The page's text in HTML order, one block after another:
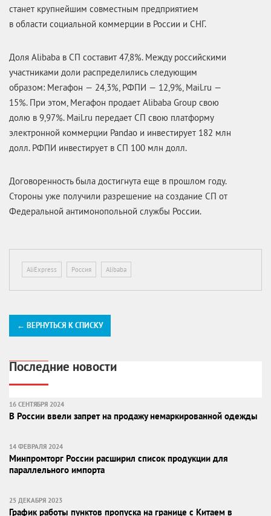
станет крупнейшим совместным предприятием
в области социальной коммерции в России и СНГ.
Доля Alibaba в СП составит 47,8%. Между российскими
участниками доли распределились следующим
образом: Мегафон — 24,3%, РФПИ — 12,9%, Mail.ru —
15%. При этом, Мегафон продает Alibaba Group свою
долю в 9,97%. Mail.ru передает СП свою платформу
электронной коммерции Pandao и инвестирует 182 млн
долл. РФПИ инвестирует в СП 100 млн долл.
Договоренность была достигнута еще в прошлом году.
Стороны уже получили разрешение на создание СП от
Федеральной антимонопольной службы России.
AliExpress Россия Alibaba
← ВЕРНУТЬСЯ К СПИСКУ
Последние новости
16 СЕНТЯБРЯ 2024
В России ввели запрет на продажу немаркированной одежды
14 ФЕВРАЛЯ 2024
Минпромторг России расширил список продукции для
параллельного импорта
25 ДЕКАБРЯ 2023
График работы пунктов пропуска на границе с Китаем в